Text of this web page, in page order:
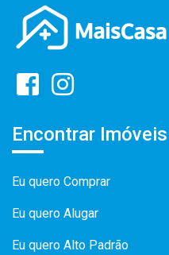
Encontrar Imóveis
Eu quero Comprar
Eu quero Alugar
Eu quero Alto Padrão